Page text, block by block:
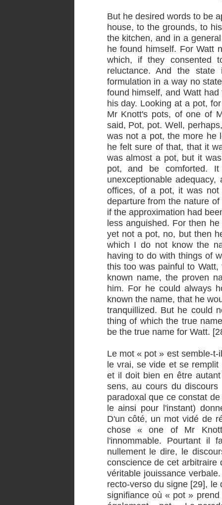
But he desired words to be
house, to the grounds, to
the kitchen, and in a
he found himself. For Watt
which, if they consented
reluctance. And the
formulation in a way no
found himself, and Watt
his day. Looking at a pot,
Mr Knott's pots, of one of
said, Pot, pot. Well,
was not a pot, the more he
he felt sure of that, that it
was almost a pot, but it
pot, and be comforted.
unexceptionable
offices, of a pot, it was
departure from the nature
if the approximation had
less anguished. For then
yet not a pot, no, but then
which I do not know the
having to do with things of
this too was painful to
known name, the proven
him. For he could always
known the name, that he
tranquillized. But he could
thing of which the true
be the true name for Watt.
Le mot « pot » est semble-
le vrai, se vide et se
et il doit bien en être
sens, au cours du
paradoxal que ce constat
le ainsi pour l'instant)
D'un côté, un mot vidé de
chose « one of Mr
l'innommable. Pourtant il
nullement le dire, le
conscience de cet arbitraire
véritable jouissance
recto-verso du signe [29],
signifiance où « pot »